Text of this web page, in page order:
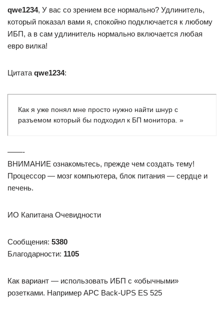
qwe1234, У вас со зрением все нормально? Удлинитель,
который показал вами я, спокойно подключается к любому
ИБП, а в сам удлинитель нормально включается любая
евро вилка!
Цитата qwe1234:
Как я уже понял мне просто нужно найти шнур с
разъемом который бы подходил к БП монитора. »
——-
ВНИМАНИЕ ознакомьтесь, прежде чем создать тему!
Процессор — мозг компьютера, блок питания — сердце и
печень.
ИО Капитана Очевидности
Сообщения: 5380
Благодарности: 1105
Как вариант — использовать ИБП с «обычными»
розетками. Например APC Back-UPS ES 525